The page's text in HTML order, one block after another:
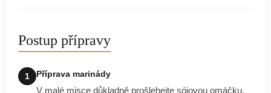
Postup přípravy
1 Příprava marinády
V malé misce důkladně prošlehejte sójovou omáčku,